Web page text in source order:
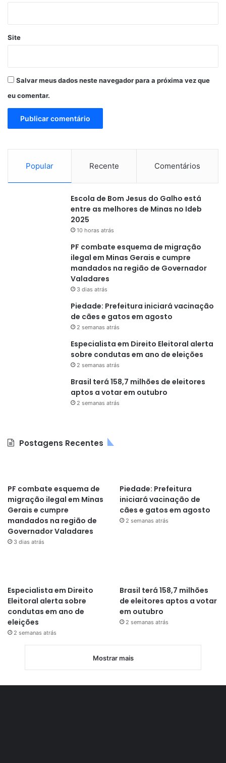
Site
Salvar meus dados neste navegador para a próxima vez que
eu comentar.
Popular Recente Comentários
Escola de Bom Jesus do Galho está
entre as melhores de Minas no Ideb
2025
10 horas atrás
PF combate esquema de migração
ilegal em Minas Gerais e cumpre
mandados na região de Governador
Valadares
3 dias atrás
Piedade: Prefeitura iniciará vacinação
de cães e gatos em agosto
2 semanas atrás
Especialista em Direito Eleitoral alerta
sobre condutas em ano de eleições
2 semanas atrás
Brasil terá 158,7 milhões de eleitores
aptos a votar em outubro
2 semanas atrás
Postagens Recentes
PF combate esquema de
migração ilegal em Minas
Gerais e cumpre
mandados na região de
Governador Valadares
3 dias atrás
Piedade: Prefeitura
iniciará vacinação de
cães e gatos em agosto
2 semanas atrás
Especialista em Direito
Eleitoral alerta sobre
condutas em ano de
eleições
2 semanas atrás
Brasil terá 158,7 milhões
de eleitores aptos a votar
em outubro
2 semanas atrás
Mostrar mais